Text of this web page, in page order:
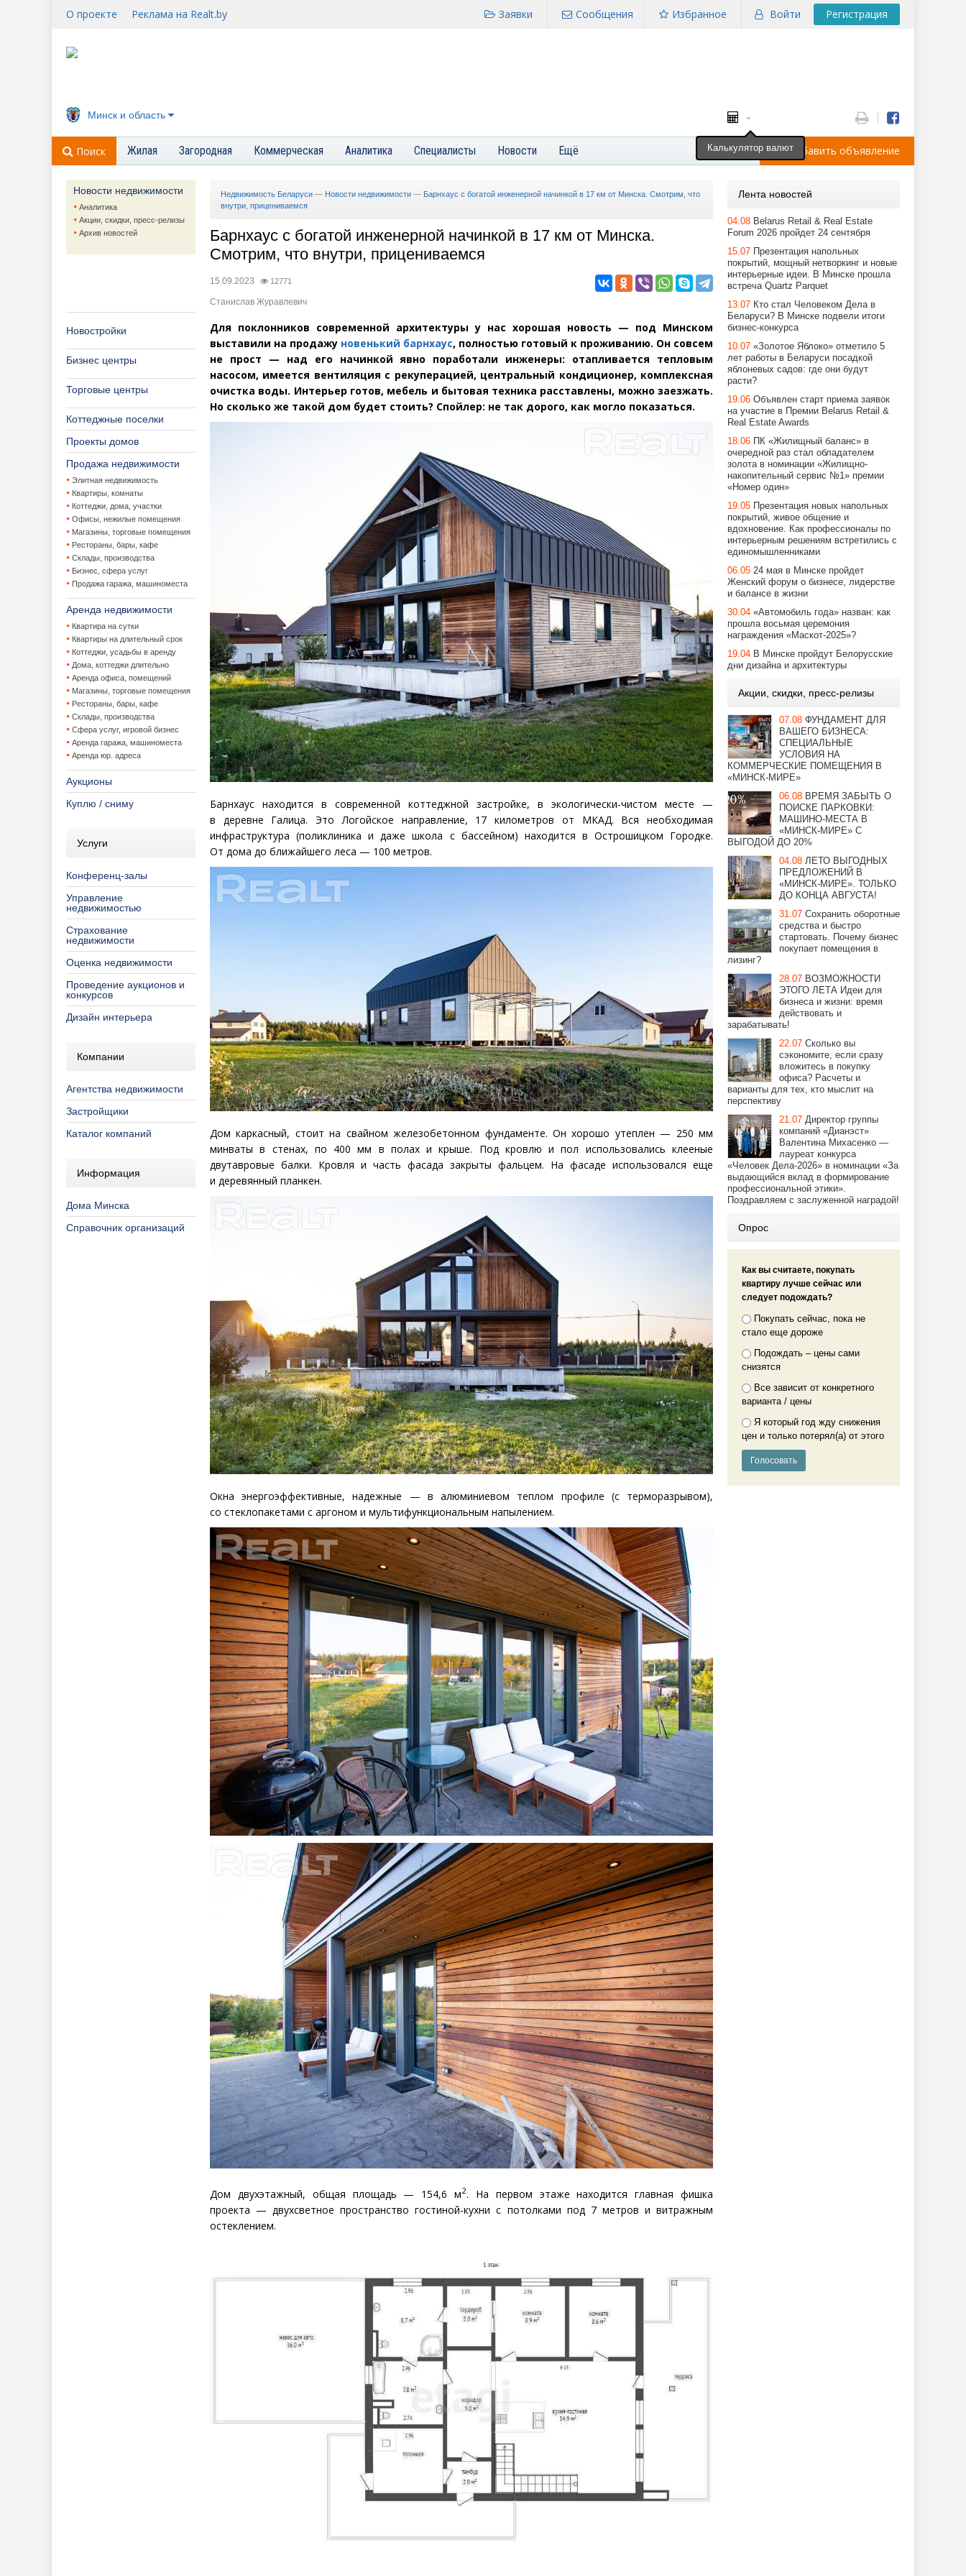
О проекте Реклама на Realt.by Войти Регистрация
Избранное
Сообщения
Заявки
Минск и область
Поиск Жилая Загородная Коммерческая Аналитика Специалисты Новости Ещё Добавить объявление
Новости недвижимости
Аналитика
Акции, скидки, пресс-релизы
Архив новостей
Новостройки
Бизнес центры
Торговые центры
Коттеджные поселки
Проекты домов
Продажа недвижимости
Элитная недвижимость
Квартиры, комнаты
Коттеджи, дома, участки
Офисы, нежилые помещения
Магазины, торговые помещения
Рестораны, бары, кафе
Склады, производства
Бизнес, сфера услуг
Продажа гаража, машиноместа
Аренда недвижимости
Квартира на сутки
Квартиры на длительный срок
Коттеджи, усадьбы в аренду
Дома, коттеджи длительно
Аренда офиса, помещений
Магазины, торговые помещения
Рестораны, бары, кафе
Склады, производства
Сфера услуг, игровой бизнес
Аренда гаража, машиноместа
Аренда юр. адреса
Аукционы
Куплю / сниму
Услуги
Конференц-залы
Управление
недвижимостью
Страхование
недвижимости
Оценка недвижимости
Проведение аукционов и
конкурсов
Дизайн интерьера
Компании
Агентства недвижимости
Застройщики
Каталог компаний
Информация
Дома Минска
Справочник организаций
Недвижимость Беларуси — Новости недвижимости — Барнхаус с богатой инженерной начинкой в 17 км от Минска. Смотрим, что
внутри, прицениваемся
Барнхаус с богатой инженерной начинкой в 17 км от Минска.
Смотрим, что внутри, прицениваемся
15.09.2023 12771
Станислав Журавлевич
Для поклонников современной архитектуры у нас хорошая новость — под Минском
выставили на продажу новенький барнхаус, полностью готовый к проживанию. Он совсем
не прост — над его начинкой явно поработали инженеры: отапливается тепловым
насосом, имеется вентиляция с рекуперацией, центральный кондиционер, комплексная
очистка воды. Интерьер готов, мебель и бытовая техника расставлены, можно заезжать.
Но сколько же такой дом будет стоить? Спойлер: не так дорого, как могло показаться.
Барнхаус находится в современной коттеджной застройке, в экологически-чистом месте —
в деревне Галица. Это Логойское направление, 17 километров от МКАД. Вся необходимая
инфраструктура (поликлиника и даже школа с бассейном) находится в Острошицком Городке.
От дома до ближайшего леса — 100 метров.
Дом каркасный, стоит на свайном железобетонном фундаменте. Он хорошо утеплен — 250 мм
минваты в стенах, по 400 мм в полах и крыше. Под кровлю и пол использовались клееные
двутавровые балки. Кровля и часть фасада закрыты фальцем. На фасаде использовался еще
и деревянный планкен.
Окна энергоэффективные, надежные — в алюминиевом теплом профиле (с терморазрывом),
со стеклопакетами с аргоном и мультифункциональным напылением.
Дом двухэтажный, общая площадь — 154,6 м2. На первом этаже находится главная фишка
проекта — двухсветное пространство гостиной-кухни с потолками под 7 метров и витражным
остеклением.
Лента новостей
04.08 Belarus Retail & Real Estate
Forum 2026 пройдет 24 сентября
15.07 Презентация напольных
покрытий, мощный нетворкинг и новые
интерьерные идеи. В Минске прошла
встреча Quartz Parquet
13.07 Кто стал Человеком Дела в
Беларуси? В Минске подвели итоги
бизнес-конкурса
10.07 «Золотое Яблоко» отметило 5
лет работы в Беларуси посадкой
яблоневых садов: где они будут
расти?
19.06 Объявлен старт приема заявок
на участие в Премии Belarus Retail &
Real Estate Awards
18.06 ПК «Жилищный баланс» в
очередной раз стал обладателем
золота в номинации «Жилищно-
накопительный сервис №1» премии
«Номер один»
19.05 Презентация новых напольных
покрытий, живое общение и
вдохновение. Как профессионалы по
интерьерным решениям встретились с
единомышленниками
06.05 24 мая в Минске пройдет
Женский форум о бизнесе, лидерстве
и балансе в жизни
30.04 «Автомобиль года» назван: как
прошла восьмая церемония
награждения «Маскот-2025»?
19.04 В Минске пройдут Белорусские
дни дизайна и архитектуры
Акции, скидки, пресс-релизы
07.08 ФУНДАМЕНТ ДЛЯ
ВАШЕГО БИЗНЕСА:
СПЕЦИАЛЬНЫЕ
УСЛОВИЯ НА
КОММЕРЧЕСКИЕ ПОМЕЩЕНИЯ В
«МИНСК-МИРЕ»
06.08 ВРЕМЯ ЗАБЫТЬ О
ПОИСКЕ ПАРКОВКИ:
МАШИНО-МЕСТА В
«МИНСК-МИРЕ» С
ВЫГОДОЙ ДО 20%
04.08 ЛЕТО ВЫГОДНЫХ
ПРЕДЛОЖЕНИЙ В
«МИНСК-МИРЕ». ТОЛЬКО
ДО КОНЦА АВГУСТА!
31.07 Сохранить оборотные
средства и быстро
стартовать. Почему бизнес
покупает помещения в
лизинг?
28.07 ВОЗМОЖНОСТИ
ЭТОГО ЛЕТА Идеи для
бизнеса и жизни: время
действовать и
зарабатывать!
22.07 Сколько вы
сэкономите, если сразу
вложитесь в покупку
офиса? Расчеты и
варианты для тех, кто мыслит на
перспективу
21.07 Директор группы
компаний «Дианэст»
Валентина Михасенко —
лауреат конкурса
«Человек Дела-2026» в номинации «За
выдающийся вклад в формирование
профессиональной этики».
Поздравляем с заслуженной наградой!
Опрос
Как вы считаете, покупать
квартиру лучше сейчас или
следует подождать?
Покупать сейчас, пока не
стало еще дороже
Подождать – цены сами
снизятся
Все зависит от конкретного
варианта / цены
Я который год жду снижения
цен и только потерял(а) от этого
Калькулятор валют